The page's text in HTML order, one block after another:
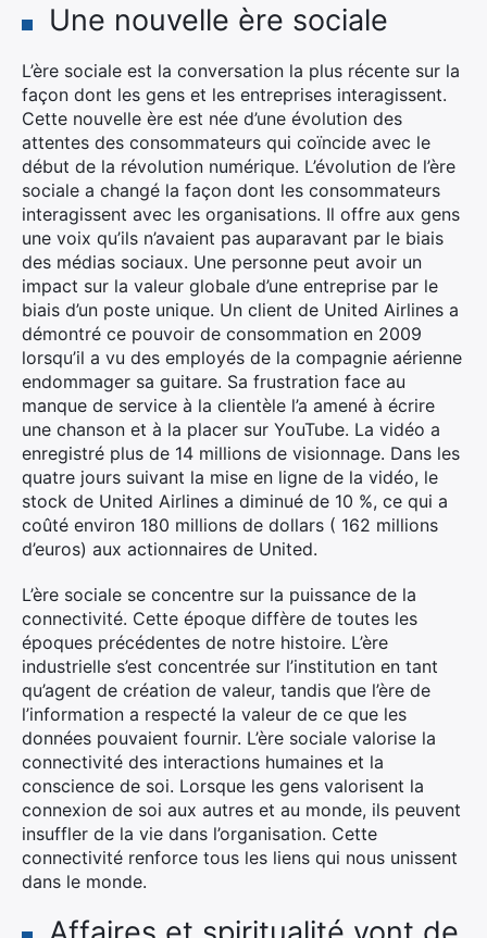
Une nouvelle ère sociale
L’ère sociale est la conversation la plus récente sur la
façon dont les gens et les entreprises interagissent.
Cette nouvelle ère est née d’une évolution des
attentes des consommateurs qui coïncide avec le
début de la révolution numérique. L’évolution de l’ère
sociale a changé la façon dont les consommateurs
interagissent avec les organisations. Il offre aux gens
une voix qu’ils n’avaient pas auparavant par le biais
des médias sociaux. Une personne peut avoir un
impact sur la valeur globale d’une entreprise par le
biais d’un poste unique. Un client de United Airlines a
démontré ce pouvoir de consommation en 2009
lorsqu’il a vu des employés de la compagnie aérienne
endommager sa guitare. Sa frustration face au
manque de service à la clientèle l’a amené à écrire
une chanson et à la placer sur YouTube. La vidéo a
enregistré plus de 14 millions de visionnage. Dans les
quatre jours suivant la mise en ligne de la vidéo, le
stock de United Airlines a diminué de 10 %, ce qui a
coûté environ 180 millions de dollars ( 162 millions
d’euros) aux actionnaires de United.
L’ère sociale se concentre sur la puissance de la
connectivité. Cette époque diffère de toutes les
époques précédentes de notre histoire. L’ère
industrielle s’est concentrée sur l’institution en tant
qu’agent de création de valeur, tandis que l’ère de
l’information a respecté la valeur de ce que les
données pouvaient fournir. L’ère sociale valorise la
connectivité des interactions humaines et la
conscience de soi. Lorsque les gens valorisent la
connexion de soi aux autres et au monde, ils peuvent
insuffler de la vie dans l’organisation. Cette
connectivité renforce tous les liens qui nous unissent
dans le monde.